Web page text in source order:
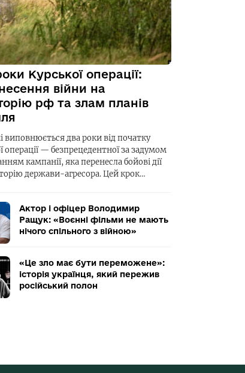
Курської операції:
війни на
рф та злам планів
виповнюється два роки від початку
операції — безпрецедентної за задумом
кампанії, яка перенесла бойові дії
держави-агресора. Цей крок…
Актор і офіцер Володимир
Ращук: «Воєнні фільми не мають
нічого спільного з війною»
«Це зло має бути переможене»:
історія українця, який пережив
російський полон